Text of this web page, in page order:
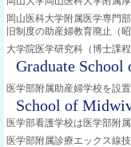
岡山医科大学附属医学専門
旧制度の助産婦教育廃止（
大学院医学研究科（博士課
Graduate
医学部附属助産婦学校を設
School of
医学部看護学校は医学部附
医学部附属診療エックス線